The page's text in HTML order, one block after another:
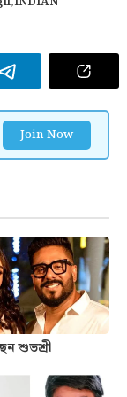
Join Now
শুভশ্রী